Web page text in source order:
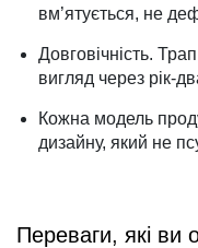
вм’ятується, не
Довговічність.
вигляд через рік-
Кожна модель
дизайну, який не
Переваги, які ви